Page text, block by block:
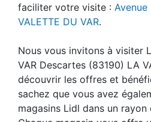
faciliter votre visite :
VALETTE DU VAR.
Nous vous invitons à visiter
VAR Descartes (83190) LA
découvrir les offres et
sachez que vous avez
magasins Lidl dans un